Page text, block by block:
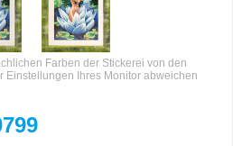
Farben der Stickerei von den
Einstellungen Ihres Monitor abweichen